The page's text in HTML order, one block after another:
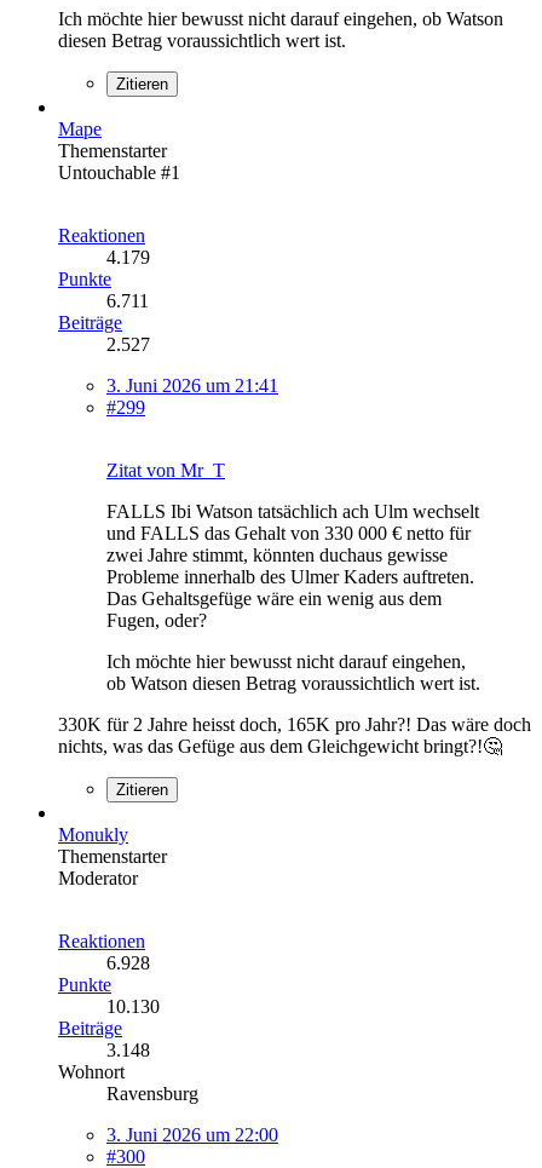
Ich möchte hier bewusst nicht darauf eingehen, ob Watson
diesen Betrag voraussichtlich wert ist.
Zitieren
Mape
Themenstarter
Untouchable #1
Reaktionen
4.179
Punkte
6.711
Beiträge
2.527
3. Juni 2026 um 21:41
#299
Zitat von Mr_T
FALLS Ibi Watson tatsächlich ach Ulm wechselt
und FALLS das Gehalt von 330 000 € netto für
zwei Jahre stimmt, könnten duchaus gewisse
Probleme innerhalb des Ulmer Kaders auftreten.
Das Gehaltsgefüge wäre ein wenig aus dem
Fugen, oder?
Ich möchte hier bewusst nicht darauf eingehen,
ob Watson diesen Betrag voraussichtlich wert ist.
330K für 2 Jahre heisst doch, 165K pro Jahr?! Das wäre doch
nichts, was das Gefüge aus dem Gleichgewicht bringt?!🤔
Zitieren
Monukly
Themenstarter
Moderator
Reaktionen
6.928
Punkte
10.130
Beiträge
3.148
Wohnort
Ravensburg
3. Juni 2026 um 22:00
#300